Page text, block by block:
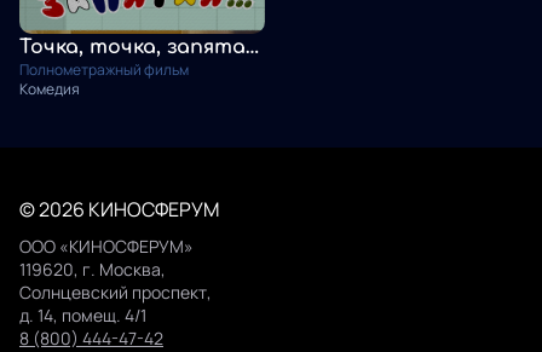
Точка, точка, запятая...
Полнометражный фильм
Комедия
© 2026 КИНОСФЕРУМ
ООО «КИНОСФЕРУМ»
119620, г. Москва,
Солнцевский проспект,
д. 14, помещ. 4/1
8 (800) 444-47-42